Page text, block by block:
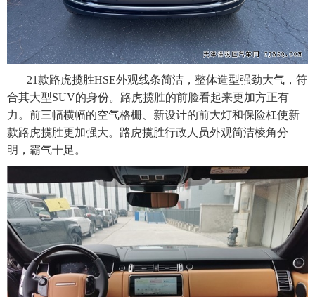
21款路虎揽胜HSE外观线条简洁，整体造型强劲大气，符
合其大型SUV的身份。路虎揽胜的前脸看起来更加方正有
力。前三幅横幅的空气格栅、新设计的前大灯和保险杠使新
款路虎揽胜更加强大。路虎揽胜行政人员外观简洁棱角分
明，霸气十足。